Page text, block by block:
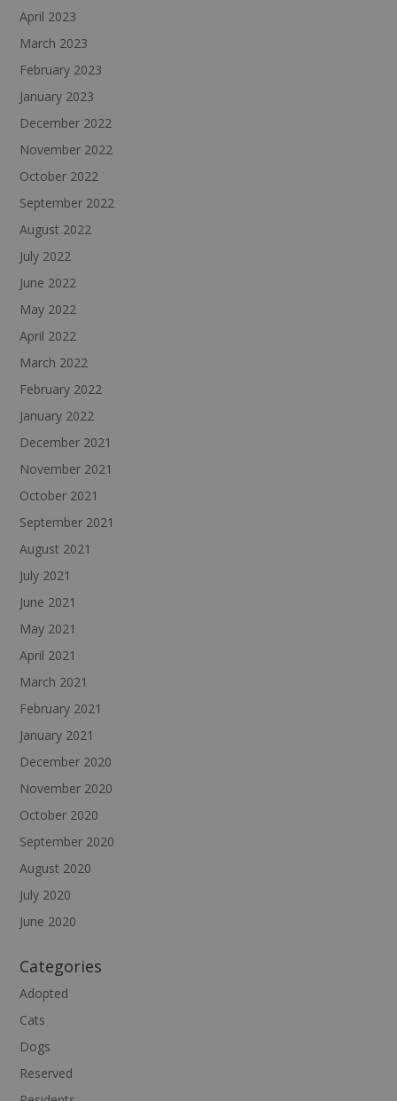
April 2023
March 2023
February 2023
January 2023
December 2022
November 2022
October 2022
September 2022
August 2022
July 2022
June 2022
May 2022
April 2022
March 2022
February 2022
January 2022
December 2021
November 2021
October 2021
September 2021
August 2021
July 2021
June 2021
May 2021
April 2021
March 2021
February 2021
January 2021
December 2020
November 2020
October 2020
September 2020
August 2020
July 2020
June 2020
Categories
Adopted
Cats
Dogs
Reserved